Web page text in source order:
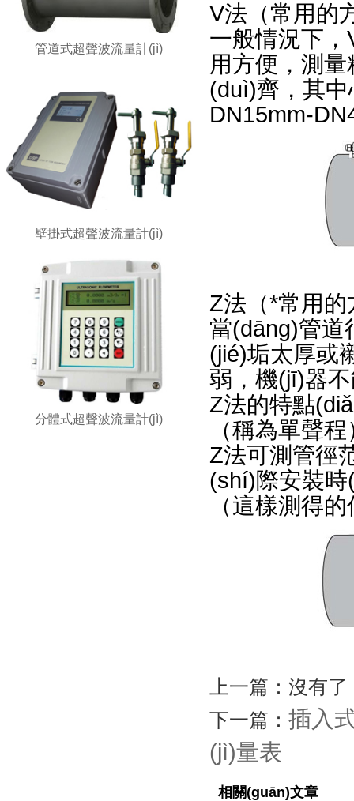
管道式超聲波流量計(jì)
壁掛式超聲波流量計(jì)
分體式超聲波流量計(jì)
V法（常用的
一般情況下，
用方便，測量
(duì)齊，其
DN15mm-
Z法（*常用的
當(dāng)管道
(jié)垢太厚或
弱，機(jī)器
Z法的特點
（稱為單聲程
Z法可測管徑
(shí)際安裝時
（這樣測得的
上一篇：沒有了
下一篇： 插入
(jì)量表
相關(guān)文章